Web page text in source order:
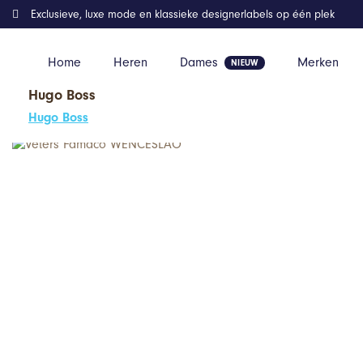
Home Heren Dames Merken
Exclusieve, luxe mode en klassieke designerlabels op één plek
Hugo Boss
Hugo Boss
Home Kleding